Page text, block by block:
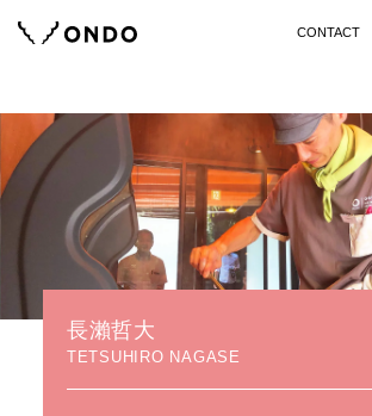
CONTACT
長瀨哲大
TETSUHIRO NAGASE